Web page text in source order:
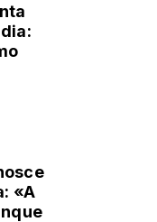
«A